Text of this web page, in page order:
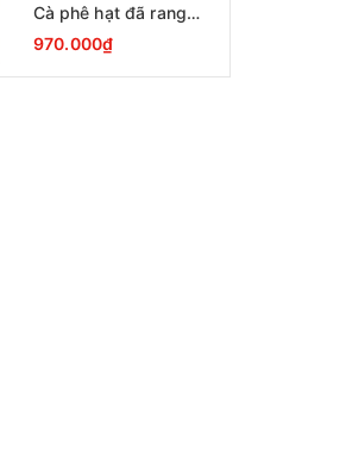
Cà phê hạt đã rang
Lavazza Oro Qualita
1000g
970.000₫